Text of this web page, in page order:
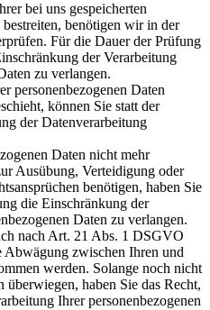
bei uns gespeicherten
benötigen wir in der
Für die Dauer der Prüfung
der Verarbeitung
zu verlangen.
personenbezogenen Daten
können Sie statt der
der Datenverarbeitung
Daten nicht mehr
Ausübung, Verteidigung oder
benötigen, haben Sie
die Einschränkung der
Daten zu verlangen.
nach Art. 21 Abs. 1 DSGVO
Abwägung zwischen Ihren und
werden. Solange noch nicht
überwiegen, haben Sie das Recht,
Ihrer personenbezogenen